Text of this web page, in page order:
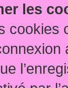
les
cookies